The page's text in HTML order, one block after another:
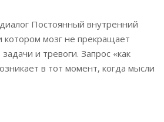
Постоянный внутренний
мозг не прекращает
и тревоги. Запрос «как
в тот момент, когда мысли